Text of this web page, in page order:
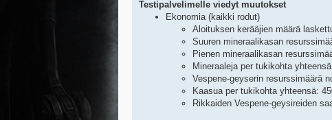
Testipalvelimelle viedyt muutokset
Ekonomia (kaikki rodut)
Aloituksen kerääjien määrä
Suuren mineraalikasan
Pienen mineraalikasan
Mineraaleja per tukikohta
Vespene-geyserin resurssimäärä
Kaasua per tukikohta yhteensä:
Rikkaiden Vespene-geysireiden